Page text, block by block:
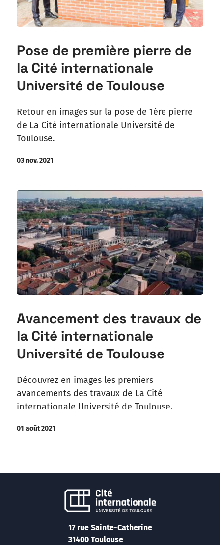
Pose de première pierre de
la Cité internationale
Université de Toulouse
Retour en images sur la pose de 1ère pierre
de La Cité internationale Université de
Toulouse.
03 nov. 2021
Avancement des travaux de
la Cité internationale
Université de Toulouse
Découvrez en images les premiers
avancements des travaux de La Cité
internationale Université de Toulouse.
01 août 2021
17 rue Sainte-Catherine
31400 Toulouse